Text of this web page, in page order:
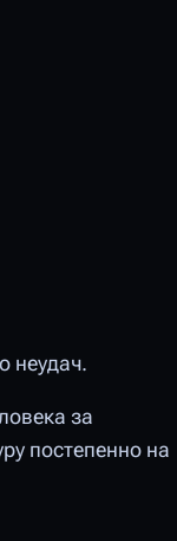
неудач.
за
постепенно на